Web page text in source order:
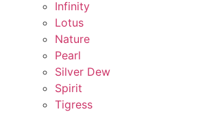
Infinity
Lotus
Nature
Pearl
Silver Dew
Spirit
Tigress